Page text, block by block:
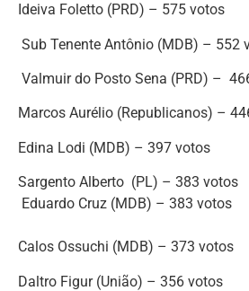
Ideiva Foletto (PRD) – 575 votos
Sub Tenente Antônio (MDB) – 552
Valmuir do Posto Sena (PRD) –
Marcos Aurélio (Republicanos) –
Edina Lodi (MDB) – 397 votos
Sargento Alberto (PL) – 383 votos
Eduardo Cruz (MDB) – 383 votos
Calos Ossuchi (MDB) – 373 votos
Daltro Figur (União) – 356 votos